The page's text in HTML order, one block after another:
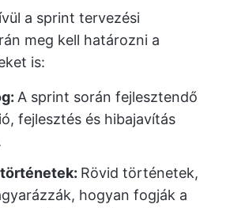
a sprint tervezési
meg kell határozni a
is:
A sprint során fejlesztendő
fejlesztés és hibajavítás
Rövid történetek,
hogyan fogják a